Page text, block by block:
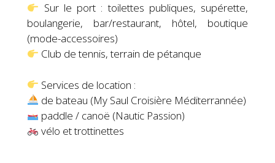
Sur le port : toilettes publiques, supérette,
boulangerie, bar/restaurant, hôtel, boutique
(mode-accessoires)
Club de tennis, terrain de pétanque
Services de location :
de bateau (My Saul Croisière Méditerrannée)
paddle / canoë (Nautic Passion)
vélo et trottinettes